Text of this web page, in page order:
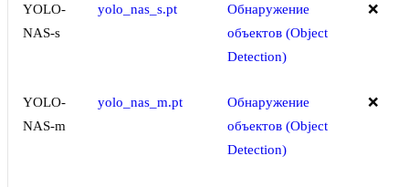
YOLO-
NAS-s
yolo_nas_s.pt
Обнаружение
объектов (Object
Detection)
❌
YOLO-
NAS-m
yolo_nas_m.pt
Обнаружение
объектов (Object
Detection)
❌